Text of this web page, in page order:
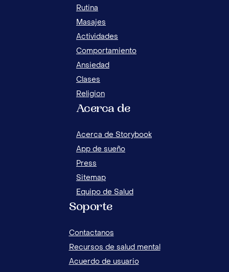
REZAR CON NIÑOS
Rutina
Masajes
Actividades
Comportamiento
Ansiedad
Clases
Religion
Acerca de
Acerca de Storybook
App de sueño
Press
Sitemap
Equipo de Salud
Soporte
Contactanos
Recursos de salud mental
Acuerdo de usuario